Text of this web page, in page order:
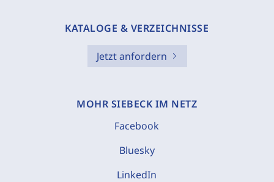
KATALOGE & VERZEICHNISSE
Jetzt anfordern
MOHR SIEBECK IM NETZ
Facebook
Bluesky
LinkedIn